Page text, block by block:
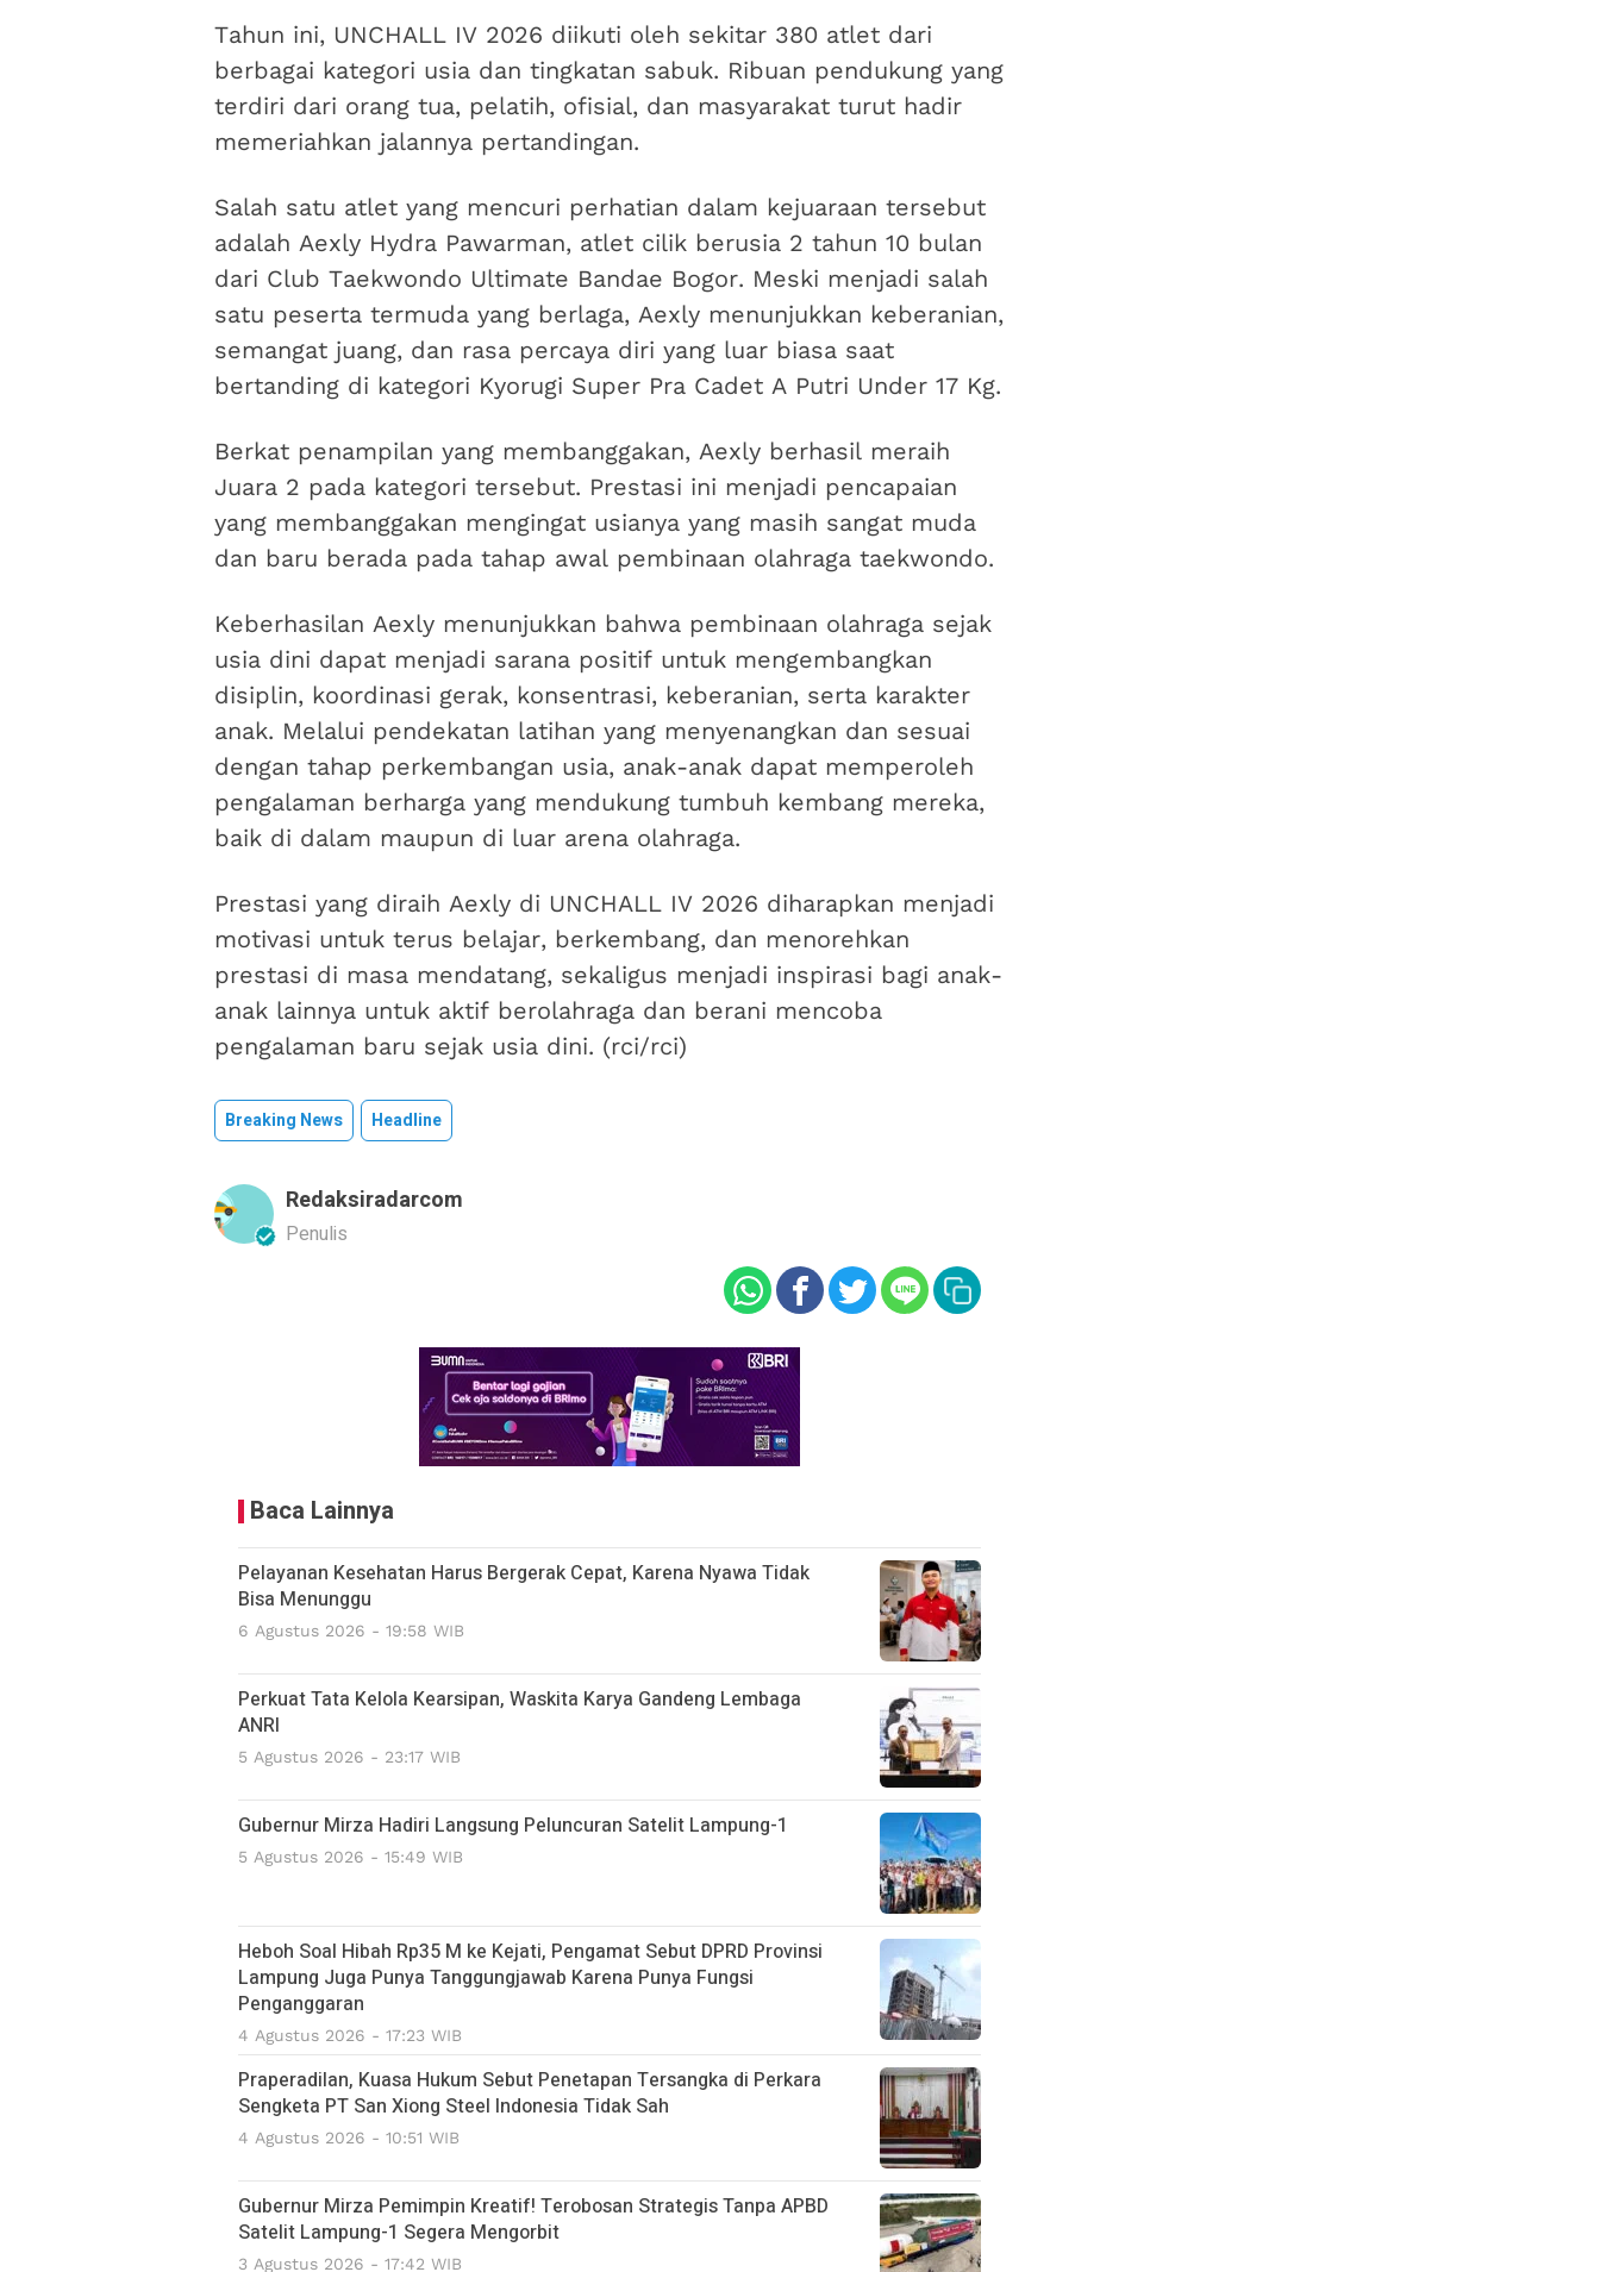
Tahun ini, UNCHALL IV 2026 diikuti oleh sekitar 380 atlet dari
berbagai kategori usia dan tingkatan sabuk. Ribuan pendukung yang
terdiri dari orang tua, pelatih, ofisial, dan masyarakat turut hadir
memeriahkan jalannya pertandingan.
Salah satu atlet yang mencuri perhatian dalam kejuaraan tersebut
adalah Aexly Hydra Pawarman, atlet cilik berusia 2 tahun 10 bulan
dari Club Taekwondo Ultimate Bandae Bogor. Meski menjadi salah
satu peserta termuda yang berlaga, Aexly menunjukkan keberanian,
semangat juang, dan rasa percaya diri yang luar biasa saat
bertanding di kategori Kyorugi Super Pra Cadet A Putri Under 17 Kg.
Berkat penampilan yang membanggakan, Aexly berhasil meraih
Juara 2 pada kategori tersebut. Prestasi ini menjadi pencapaian
yang membanggakan mengingat usianya yang masih sangat muda
dan baru berada pada tahap awal pembinaan olahraga taekwondo.
Keberhasilan Aexly menunjukkan bahwa pembinaan olahraga sejak
usia dini dapat menjadi sarana positif untuk mengembangkan
disiplin, koordinasi gerak, konsentrasi, keberanian, serta karakter
anak. Melalui pendekatan latihan yang menyenangkan dan sesuai
dengan tahap perkembangan usia, anak-anak dapat memperoleh
pengalaman berharga yang mendukung tumbuh kembang mereka,
baik di dalam maupun di luar arena olahraga.
Prestasi yang diraih Aexly di UNCHALL IV 2026 diharapkan menjadi
motivasi untuk terus belajar, berkembang, dan menorehkan
prestasi di masa mendatang, sekaligus menjadi inspirasi bagi anak-
anak lainnya untuk aktif berolahraga dan berani mencoba
pengalaman baru sejak usia dini. (rci/rci)
Breaking News Headline
Redaksiradarcom
Penulis
Baca Lainnya
Pelayanan Kesehatan Harus Bergerak Cepat, Karena Nyawa Tidak
Bisa Menunggu
6 Agustus 2026 - 19:58 WIB
Perkuat Tata Kelola Kearsipan, Waskita Karya Gandeng Lembaga
ANRI
5 Agustus 2026 - 23:17 WIB
Gubernur Mirza Hadiri Langsung Peluncuran Satelit Lampung-1
5 Agustus 2026 - 15:49 WIB
Heboh Soal Hibah Rp35 M ke Kejati, Pengamat Sebut DPRD Provinsi
Lampung Juga Punya Tanggungjawab Karena Punya Fungsi
Penganggaran
4 Agustus 2026 - 17:23 WIB
Praperadilan, Kuasa Hukum Sebut Penetapan Tersangka di Perkara
Sengketa PT San Xiong Steel Indonesia Tidak Sah
4 Agustus 2026 - 10:51 WIB
Gubernur Mirza Pemimpin Kreatif! Terobosan Strategis Tanpa APBD
Satelit Lampung-1 Segera Mengorbit
3 Agustus 2026 - 17:42 WIB